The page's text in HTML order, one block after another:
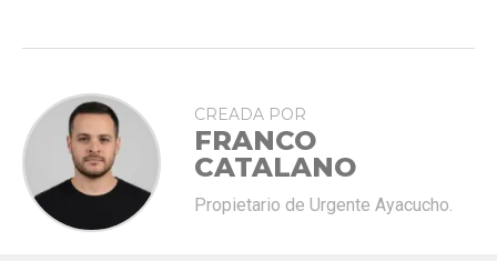
CREADA POR
FRANCO
CATALANO
Propietario de Urgente Ayacucho.